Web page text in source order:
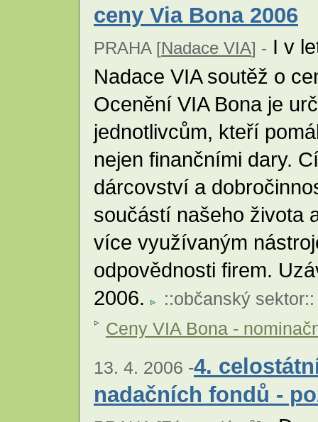
ceny Via Bona 2006
PRAHA [Nadace VIA] - I v
Nadace VIA soutěž o
Ocenění VIA Bona je
jednotlivcům, kteří
nejen finančními dary.
dárcovství a
součástí našeho života
více využívaným
odpovědnosti firem.
2006.
::občanský sektor::
Ceny VIA Bona -
13. 4. 2006 -4.
nadačních fondů -